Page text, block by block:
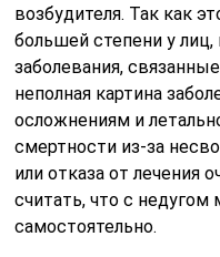
возбудителя. Так как
большей степени у
заболевания,
неполная картина
осложнениям и
смертности из-за
или отказа от лечения
считать, что с
самостоятельно.